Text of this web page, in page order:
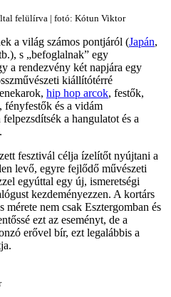
felülírva | fotó: Kótun Viktor
a világ számos pontjáról (Japán,
s „befoglalnak” egy
a rendezvény két napjára egy
kiállítótérré
hip hop arcok, festők,
fényfestők és a vidám
a hangulatot és a
fesztivál célja ízelítőt nyújtani a
levő, egyre fejlődő művészeti
egyúttal egy új, ismeretségi
kezdeményezzen. A kortárs
mérete nem csak Esztergomban és
ezt az eseményt, de a
erővel bír, ezt legalábbis a